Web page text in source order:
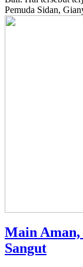
Pemuda Sidan,
Main
Sangut